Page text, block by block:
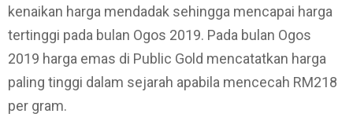
kenaikan harga mendadak sehingga mencapai harga
tertinggi pada bulan Ogos 2019. Pada bulan Ogos
2019 harga emas di Public Gold mencatatkan harga
paling tinggi dalam sejarah apabila mencecah RM218
per gram.